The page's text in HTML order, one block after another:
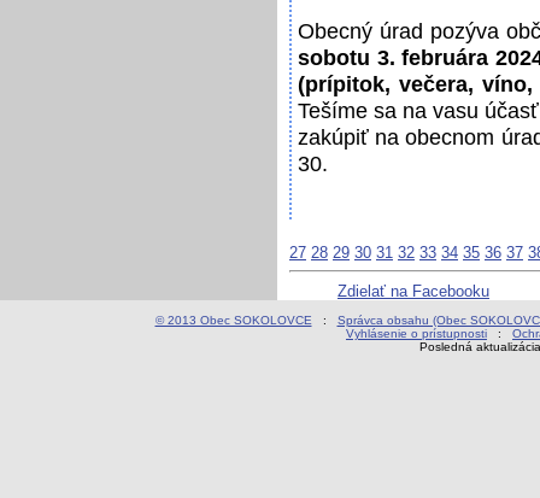
Obecný úrad pozýva
sobotu 3. februára
(prípitok, večera,
Tešíme sa na vasu
zakúpiť na obecnom
30.
27 28 29 30 31 32 33 34 35 36 37
Zdielať na Facebooku
© 2013 Obec SOKOLOVCE : Správca obsahu (Obec
Vyhlásenie o prístupnosti :
Posledná